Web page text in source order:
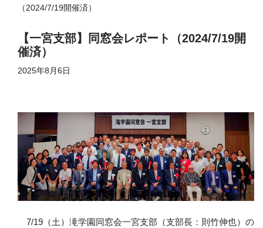
（2024/7/19開催済）
【一宮支部】同窓会レポート（2024/7/19開
催済）
2025年8月6日
7/19（土）滝学園同窓会一宮支部（支部長：則竹伸也）の